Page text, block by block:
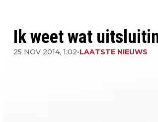
Ik weet wat
25 NOV 2014, 1:02•LAATSTE NIEUWS